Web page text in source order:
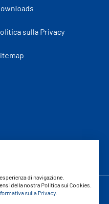
sulla Privacy
di navigazione.
della nostra Politica sui Cookies.
sulla Privacy